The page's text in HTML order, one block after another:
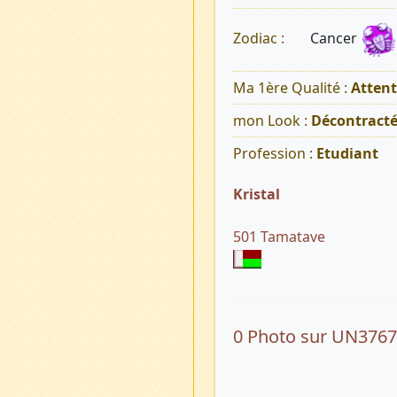
Zodiac : Cancer
Ma 1ère Qualité :
mon Look : Décontracté
Profession : Etudiant
Kristal
501 Tamatave
0 Photo sur